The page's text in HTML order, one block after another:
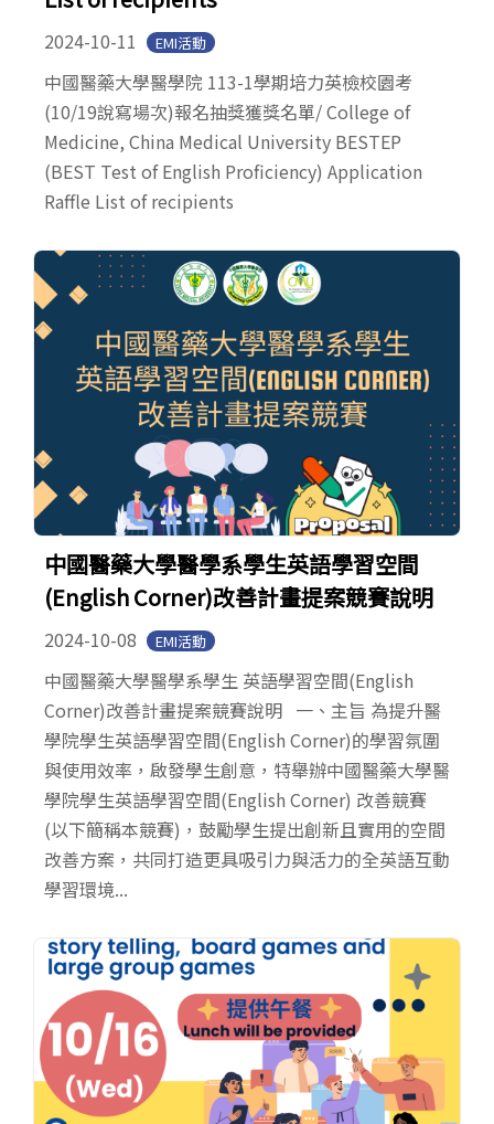
2024-10-11 EMI活動
中國醫藥大學醫學院 113-1學期培力英檢校園考
(10/19說寫場次)報名抽獎獲獎名單/ College of
Medicine, China Medical University BESTEP
(BEST Test of English Proficiency) Application
Raffle List of recipients
中國醫藥大學醫學系學生英語學習空間
(English Corner)改善計畫提案競賽說明
2024-10-08 EMI活動
中國醫藥大學醫學系學生 英語學習空間(English
Corner)改善計畫提案競賽說明 一、主旨 為提升醫
學院學生英語學習空間(English Corner)的學習氛圍
與使用效率，啟發學生創意，特舉辦中國醫藥大學醫
學院學生英語學習空間(English Corner) 改善競賽
(以下簡稱本競賽)，鼓勵學生提出創新且實用的空間
改善方案，共同打造更具吸引力與活力的全英語互動
學習環境...